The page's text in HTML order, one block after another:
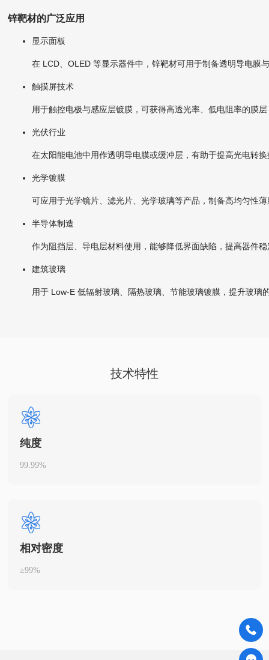
锌靶材的广泛应用
显示面板
在 LCD、OLED 等显示器件中，锌靶材可用于制备透明导电膜
触摸屏技术
用于触控电极与感应层镀膜，可获得高透光率、低电阻率的膜
光伏行业
在太阳能电池中用作透明导电膜或缓冲层，有助于提高光电转
光学镀膜
可应用于光学镜片、滤光片、光学玻璃等产品，制备高均匀性
半导体制造
作为阻挡层、导电层材料使用，能够降低界面缺陷，提高器件
建筑玻璃
用于 Low‑E 低辐射玻璃、隔热玻璃、节能玻璃镀膜，提升玻
技术特性
纯度
99.99%
相对密度
≥99%